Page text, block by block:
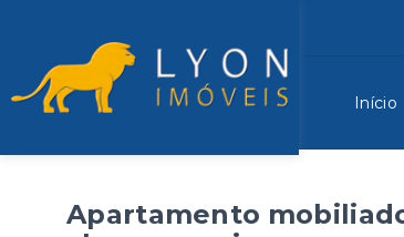
Início
Apartamento